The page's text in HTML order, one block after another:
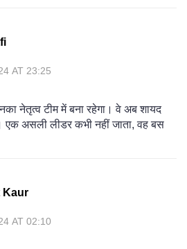
AT 23:25
नेतृत्व टीम में बना रहेगा। वे अब शायद
असली लीडर कभी नहीं जाता, वह बस
Kaur
AT 02:10